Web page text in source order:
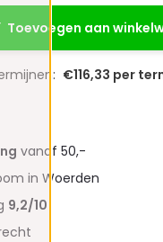
Toevoegen aan
€116,33 per
vanaf 50,-
in Woerden
9,2/10